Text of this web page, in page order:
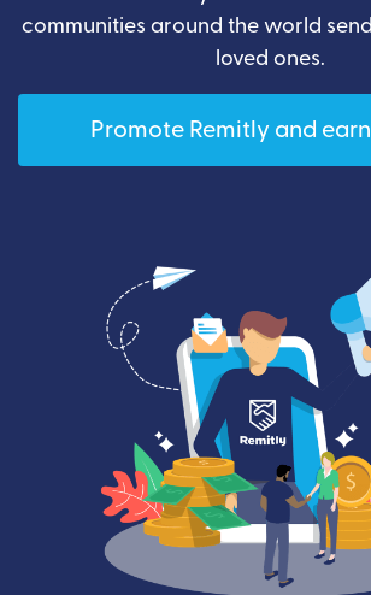
communities around the world
loved ones.
Promote Remitly and